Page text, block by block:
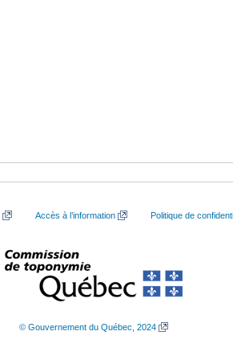
Accès à l’information Politique de
© Gouvernement du Québec, 2024